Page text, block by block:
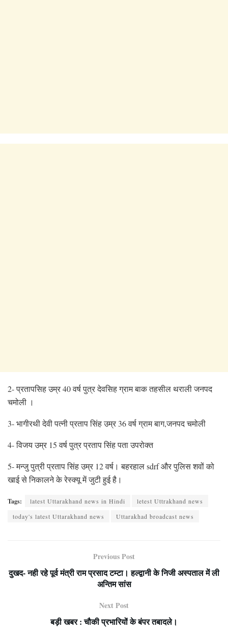
2- प्रतापसिह उम्र 40 वर्ष पुत्र देवसिह ग्राम बाक तहसील थराली जनपद
चमोली ।
3- भागीरथी देवी पत्नी प्रताप सिंह उम्र 36 वर्ष ग्राम बाग,जनपद चमोली
4- विजय उम्र 15 वर्ष पुत्र प्रताप सिंह पता उपरोक्त
5- मन्जु पुत्री प्रताप सिंह उम्र 12 वर्ष। बहरहाल sdrf और पुलिस शवों को
खाई से निकालने के रेस्क्यू में जुटी हुई है।
Tags: latest Uttarakhand news in Hindi
letest Uttrakhand news
today's latest Uttarakhand news
Uttarakhad broadcast news
Previous Post
दुखद- नही रहे पूर्व मंत्री राम प्रसाद टम्टा। हल्द्वानी के निजी अस्पताल में ली
अन्तिम सांस
Next Post
बड़ी खबर : चौकी प्रभारियों के बंपर तबादले।